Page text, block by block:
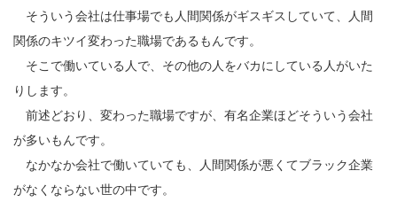
そういう会社は仕事場でも人間関係がギスギスしていて、人間
関係のキツイ変わった職場であるもんです。
そこで働いている人で、その他の人をバカにしている人がいた
りします。
前述どおり、変わった職場ですが、有名企業ほどそういう会社
が多いもんです。
なかなか会社で働いていても、人間関係が悪くてブラック企業
がなくならない世の中です。